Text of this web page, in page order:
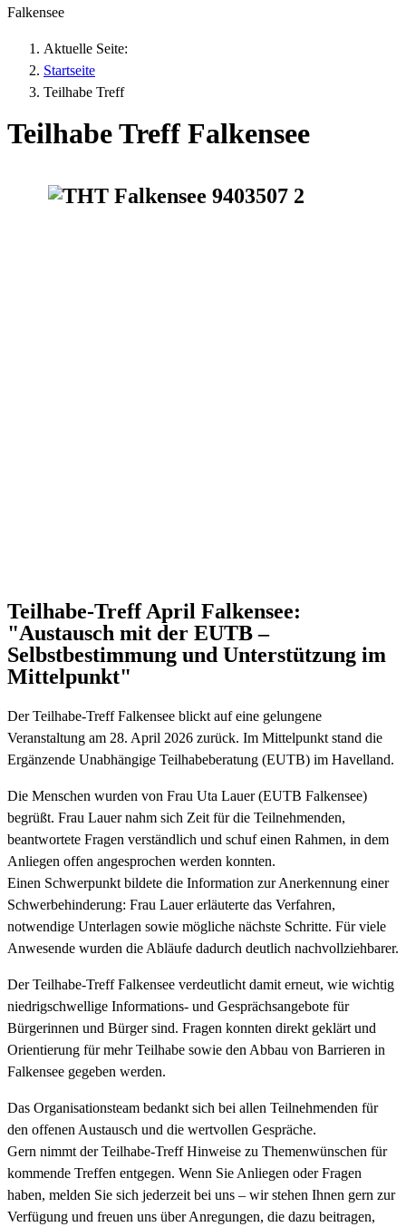
Falkensee
Aktuelle Seite:
Startseite
Teilhabe Treff
Teilhabe Treff Falkensee
Teilhabe-Treff April Falkensee:
"Austausch mit der EUTB –
Selbstbestimmung und Unterstützung im
Mittelpunkt"
Der Teilhabe-Treff Falkensee blickt auf eine gelungene
Veranstaltung am 28. April 2026 zurück. Im Mittelpunkt stand die
Ergänzende Unabhängige Teilhabeberatung (EUTB) im Havelland.
Die Menschen wurden von Frau Uta Lauer (EUTB Falkensee)
begrüßt. Frau Lauer nahm sich Zeit für die Teilnehmenden,
beantwortete Fragen verständlich und schuf einen Rahmen, in dem
Anliegen offen angesprochen werden konnten.
Einen Schwerpunkt bildete die Information zur Anerkennung einer
Schwerbehinderung: Frau Lauer erläuterte das Verfahren,
notwendige Unterlagen sowie mögliche nächste Schritte. Für viele
Anwesende wurden die Abläufe dadurch deutlich nachvollziehbarer.
Der Teilhabe-Treff Falkensee verdeutlicht damit erneut, wie wichtig
niedrigschwellige Informations- und Gesprächsangebote für
Bürgerinnen und Bürger sind. Fragen konnten direkt geklärt und
Orientierung für mehr Teilhabe sowie den Abbau von Barrieren in
Falkensee gegeben werden.
Das Organisationsteam bedankt sich bei allen Teilnehmenden für
den offenen Austausch und die wertvollen Gespräche.
Gern nimmt der Teilhabe-Treff Hinweise zu Themenwünschen für
kommende Treffen entgegen. Wenn Sie Anliegen oder Fragen
haben, melden Sie sich jederzeit bei uns – wir stehen Ihnen gern zur
Verfügung und freuen uns über Anregungen, die dazu beitragen,